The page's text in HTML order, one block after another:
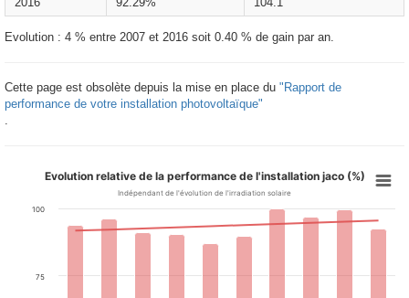
Evolution : 4 % entre 2007 et 2016 soit 0.40 % de gain par an.
Cette page est obsolète depuis la mise en place du "Rapport de
performance de votre installation photovoltaïque"
Evolution relative de la performance de l'installation jaco (%)
Indépendant de l'évolution de l'irradiation solaire
75
100